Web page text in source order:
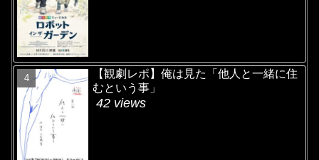
【観劇レポ】俺は見た「他人と一緒に住
むという事」
42 views